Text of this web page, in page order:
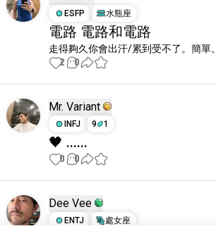
ESFP
水瓶座
電路 電路和電路
走得夠久你會出汗/累到受不了。簡單。
2 0
Mr. Variant
INFJ
9 1
🖤 ......
0 0
Dee Vee
ENTJ
處女座